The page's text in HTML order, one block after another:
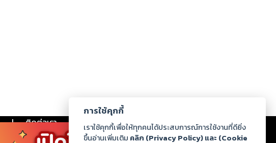
| ติดต่อเรา ร่วมงานกับเรา ดาวน์โหลด
การใช้คุกกี้
เราใช้คุกกี้เพื่อให้ทุกคนได้ประสบการณ์การใช้งานที่ดียิ่ง
ขึ้นอ่านเพิ่มเติม คลิก (Privacy Policy) และ (Cookie